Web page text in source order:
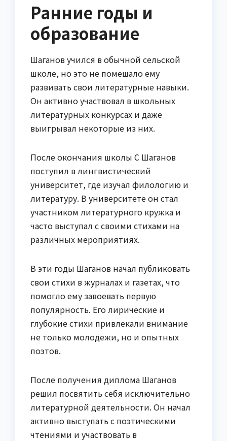
Ранние годы и
образование
Шаганов учился в обычной сельской
школе, но это не помешало ему
развивать свои литературные навыки.
Он активно участвовал в школьных
литературных конкурсах и даже
выигрывал некоторые из них.
После окончания школы С Шаганов
поступил в лингвистический
университет, где изучал филологию и
литературу. В университете он стал
участником литературного кружка и
часто выступал с своими стихами на
различных мероприятиях.
В эти годы Шаганов начал публиковать
свои стихи в журналах и газетах, что
помогло ему завоевать первую
популярность. Его лирические и
глубокие стихи привлекали внимание
не только молодежи, но и опытных
поэтов.
После получения диплома Шаганов
решил посвятить себя исключительно
литературной деятельности. Он начал
активно выступать с поэтическими
чтениями и участвовать в